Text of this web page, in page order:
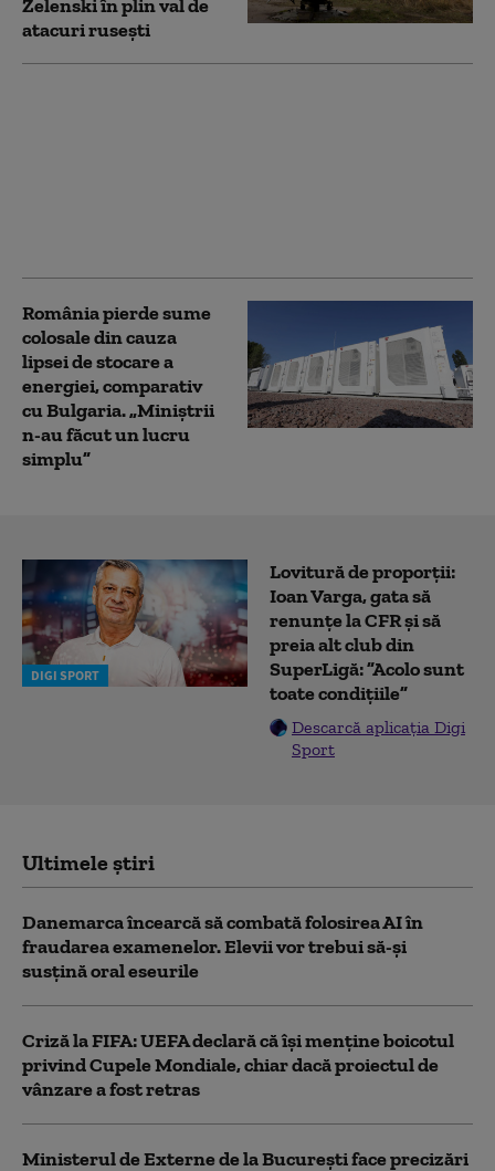
Zelenski în plin val de
atacuri rusești
România pierde sume
colosale din cauza
lipsei de stocare a
energiei, comparativ
cu Bulgaria. „Miniștrii
n-au făcut un lucru
simplu”
DIGI SPORT
Lovitură de proporții:
Ioan Varga, gata să
renunțe la CFR și să
preia alt club din
SuperLigă: ”Acolo sunt
toate condițiile”
Descarcă aplicația Digi
Sport
Ultimele știri
Danemarca încearcă să combată folosirea AI în
fraudarea examenelor. Elevii vor trebui să-şi
susţină oral eseurile
Criză la FIFA: UEFA declară că îşi menţine boicotul
privind Cupele Mondiale, chiar dacă proiectul de
vânzare a fost retras
Ministerul de Externe de la București face precizări